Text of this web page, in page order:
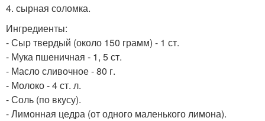
4. сырная соломка.
Ингредиенты:
- Сыр твердый (около 150 грамм) - 1 ст.
- Мука пшеничная - 1, 5 ст.
- Масло сливочное - 80 г.
- Молоко - 4 ст. л.
- Соль (по вкусу).
- Лимонная цедра (от одного маленького лимона).